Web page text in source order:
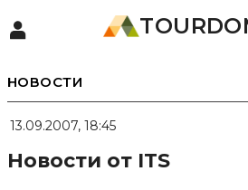
НОВОСТИ
13.09.2007, 18:45
Новости от ITS